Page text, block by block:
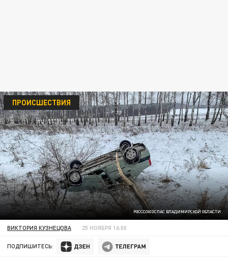
РОСССОЮЗСПАС ВЛАДИМИРСКОЙ ОБЛАСТИ
ПРОИСШЕСТВИЯ
ВИКТОРИЯ КУЗНЕЦОВА 25 НОЯБРЯ 16:00
ПОДПИШИТЕСЬ: